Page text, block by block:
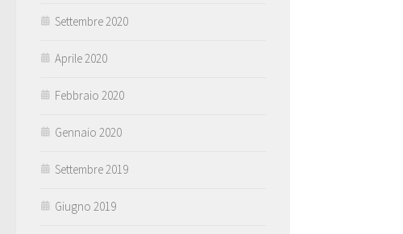
Settembre 2020
Aprile 2020
Febbraio 2020
Gennaio 2020
Settembre 2019
Giugno 2019